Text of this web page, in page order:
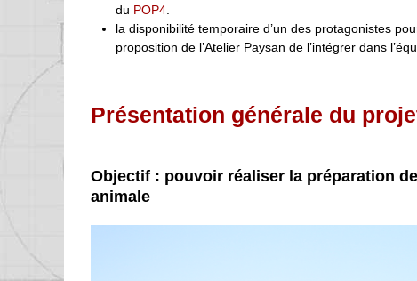
du POP4.
la disponibilité temporaire d’un des protagonistes
proposition de l’Atelier Paysan de l’intégrer dans
Présentation générale du
Objectif : pouvoir réaliser la préparation
animale